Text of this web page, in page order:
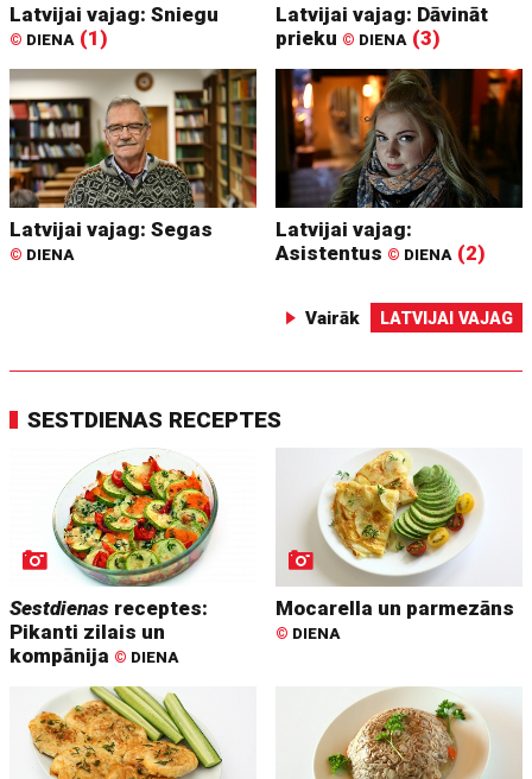
Latvijai vajag: Sniegu
© DIENA (1)
Latvijai vajag: Dāvināt
prieku © DIENA (3)
Latvijai vajag: Segas
© DIENA
Latvijai vajag:
Asistentus © DIENA (2)
Vairāk LATVIJAI VAJAG
SESTDIENAS RECEPTES
Sestdienas receptes:
Pikanti zilais un
kompānija © DIENA
Mocarella un parmezāns
© DIENA